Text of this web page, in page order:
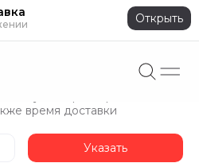
Открыть
больших
время доставки
Указать